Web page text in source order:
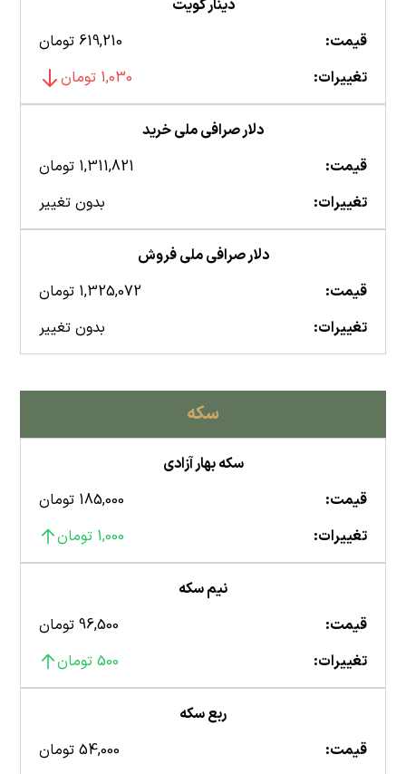
دینار کویت
قیمت:
619,210 تومان
تغییرات:
1,030 تومان
دلار صرافی ملی خرید
قیمت:
1,311,821 تومان
تغییرات:
بدون تغییر
دلار صرافی ملی فروش
قیمت:
1,325,072 تومان
تغییرات:
بدون تغییر
سکه
سکه بهار آزادی
قیمت:
185,000 تومان
تغییرات:
1,000 تومان
نیم سکه
قیمت:
96,500 تومان
تغییرات:
500 تومان
ربع سکه
قیمت:
54,000 تومان